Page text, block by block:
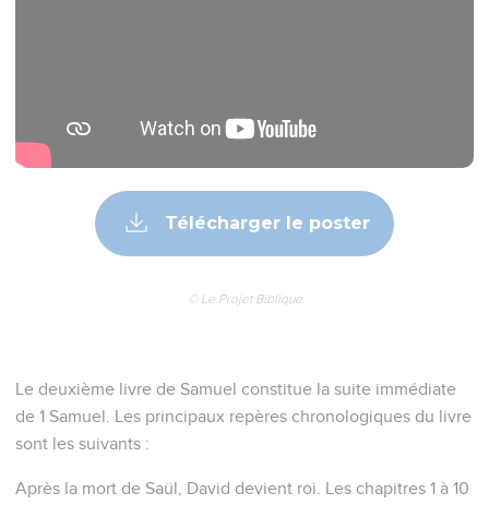
Télécharger le poster
© Le Projet Biblique
Le deuxième livre de Samuel constitue la suite immédiate
de 1 Samuel. Les principaux repères chronologiques du livre
sont les suivants :
Après la mort de Saül, David devient roi. Les chapitres 1 à 10